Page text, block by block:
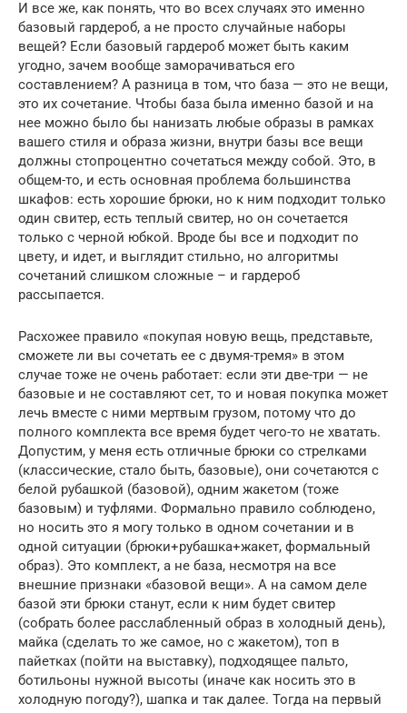
И все же, как понять, что во всех случаях это именно
базовый гардероб, а не просто случайные наборы
вещей? Если базовый гардероб может быть каким
угодно, зачем вообще заморачиваться его
составлением? А разница в том, что база — это не вещи,
это их сочетание. Чтобы база была именно базой и на
нее можно было бы нанизать любые образы в рамках
вашего стиля и образа жизни, внутри базы все вещи
должны стопроцентно сочетаться между собой. Это, в
общем-то, и есть основная проблема большинства
шкафов: есть хорошие брюки, но к ним подходит только
один свитер, есть теплый свитер, но он сочетается
только с черной юбкой. Вроде бы все и подходит по
цвету, и идет, и выглядит стильно, но алгоритмы
сочетаний слишком сложные – и гардероб
рассыпается.
Расхожее правило «покупая новую вещь, представьте,
сможете ли вы сочетать ее с двумя-тремя» в этом
случае тоже не очень работает: если эти две-три — не
базовые и не составляют сет, то и новая покупка может
лечь вместе с ними мертвым грузом, потому что до
полного комплекта все время будет чего-то не хватать.
Допустим, у меня есть отличные брюки со стрелками
(классические, стало быть, базовые), они сочетаются с
белой рубашкой (базовой), одним жакетом (тоже
базовым) и туфлями. Формально правило соблюдено,
но носить это я могу только в одном сочетании и в
одной ситуации (брюки+рубашка+жакет, формальный
образ). Это комплект, а не база, несмотря на все
внешние признаки «базовой вещи». А на самом деле
базой эти брюки станут, если к ним будет свитер
(собрать более расслабленный образ в холодный день),
майка (сделать то же самое, но с жакетом), топ в
пайетках (пойти на выставку), подходящее пальто,
ботильоны нужной высоты (иначе как носить это в
холодную погоду?), шапка и так далее. Тогда на первый